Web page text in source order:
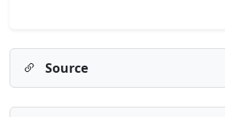
Source